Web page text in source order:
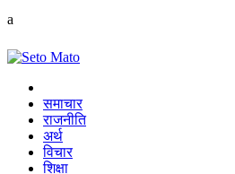
a
समाचार
राजनीति
अर्थ
विचार
शिक्षा